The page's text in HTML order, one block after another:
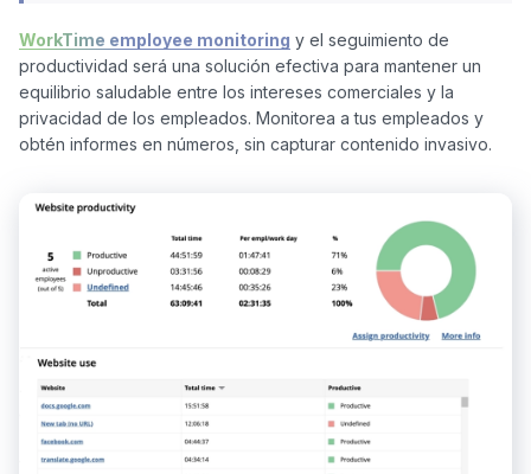
WorkTime employee monitoring y el seguimiento de
productividad será una solución efectiva para mantener un
equilibrio saludable entre los intereses comerciales y la
privacidad de los empleados. Monitorea a tus empleados y